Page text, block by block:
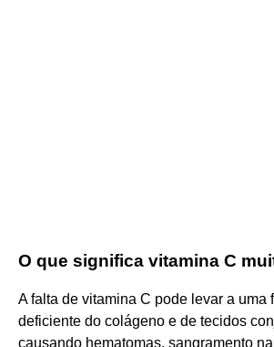
O que significa vitamina C
A falta de vitamina C pode levar a uma
deficiente do colágeno e de tecidos
causando hematomas, sangramento